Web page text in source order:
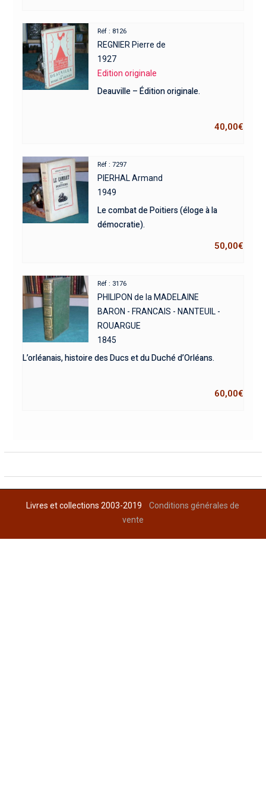
Réf : 8126
REGNIER Pierre de
1927
Edition originale
Deauville – Édition originale.
40,00€
Réf : 7297
PIERHAL Armand
1949
Le combat de Poitiers (éloge à la
démocratie).
50,00€
Réf : 3176
PHILIPON de la MADELAINE
BARON - FRANCAIS - NANTEUIL -
ROUARGUE
1845
L’orléanais, histoire des Ducs et du Duché d’Orléans.
60,00€
Livres et collections 2003-2019Conditions générales de
vente